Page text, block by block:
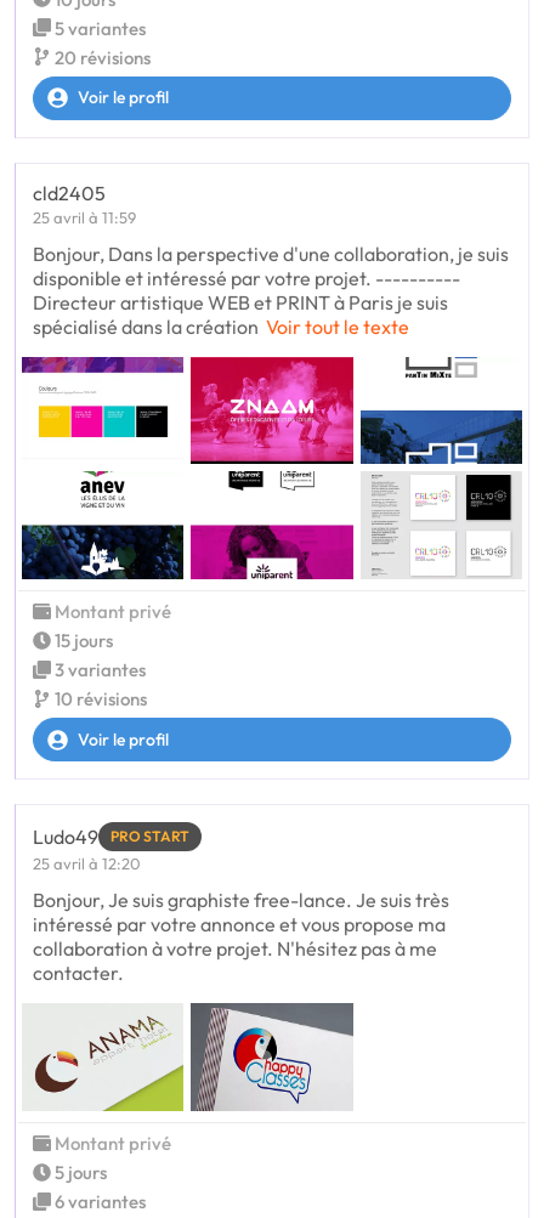
5 variantes
20 révisions
Voir le profil
cld2405
25 avril à 11:59
Bonjour, Dans la perspective d'une collaboration, je suis
disponible et intéressé par votre projet. ----------
Directeur artistique WEB et PRINT à Paris je suis
spécialisé dans la création Voir tout le texte
Montant privé
15 jours
3 variantes
10 révisions
Voir le profil
Ludo49 PRO START
25 avril à 12:20
Bonjour, Je suis graphiste free-lance. Je suis très
intéressé par votre annonce et vous propose ma
collaboration à votre projet. N'hésitez pas à me
contacter.
Montant privé
5 jours
6 variantes